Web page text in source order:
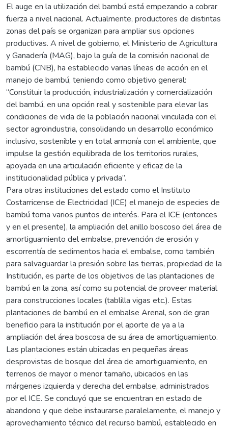
El auge en la utilización del bambú está empezando a cobrar
fuerza a nivel nacional. Actualmente, productores de distintas
zonas del país se organizan para ampliar sus opciones
productivas. A nivel de gobierno, el Ministerio de Agricultura
y Ganadería (MAG), bajo la guía de la comisión nacional de
bambú (CNB), ha establecido varias líneas de acción en el
manejo de bambú, teniendo como objetivo general:
“Constituir la producción, industrialización y comercialización
del bambú, en una opción real y sostenible para elevar las
condiciones de vida de la población nacional vinculada con el
sector agroindustria, consolidando un desarrollo económico
inclusivo, sostenible y en total armonía con el ambiente, que
impulse la gestión equilibrada de los territorios rurales,
apoyada en una articulación eficiente y eficaz de la
institucionalidad pública y privada”.
Para otras instituciones del estado como el Instituto
Costarricense de Electricidad (ICE) el manejo de especies de
bambú toma varios puntos de interés. Para el ICE (entonces
y en el presente), la ampliación del anillo boscoso del área de
amortiguamiento del embalse, prevención de erosión y
escorrentía de sedimentos hacia el embalse, como también
para salvaguardar la presión sobre las tierras, propiedad de la
Institución, es parte de los objetivos de las plantaciones de
bambú en la zona, así como su potencial de proveer material
para construcciones locales (tablilla vigas etc.). Estas
plantaciones de bambú en el embalse Arenal, son de gran
beneficio para la institución por el aporte de ya a la
ampliación del área boscosa de su área de amortiguamiento.
Las plantaciones están ubicadas en pequeñas áreas
desprovistas de bosque del área de amortiguamiento, en
terrenos de mayor o menor tamaño, ubicados en las
márgenes izquierda y derecha del embalse, administrados
por el ICE. Se concluyó que se encuentran en estado de
abandono y que debe instaurarse paralelamente, el manejo y
aprovechamiento técnico del recurso bambú, establecido en